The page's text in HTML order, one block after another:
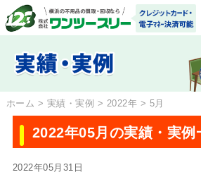
ホーム > 実績・実例 > 2022年 > 5月
2022年05月の実績・実例
2022年05月31日